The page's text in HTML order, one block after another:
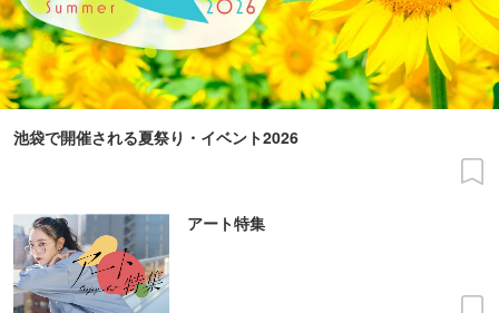
池袋で開催される夏祭り・イベント2026
アート特集